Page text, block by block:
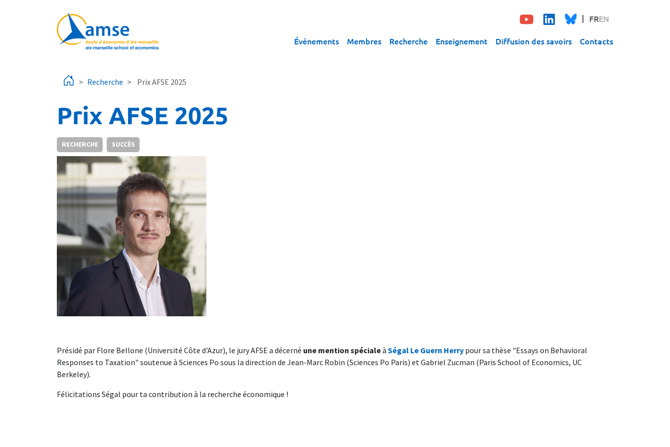
FREN
Événements Membres Recherche Enseignement Diffusion des savoirs Contacts
Recherche Prix ​​AFSE 2025
Prix ​​AFSE 2025
RECHERCHE SUCCÈS
Présidé par Flore Bellone (Université Côte d'Azur), le jury AFSE a décerné une mention spécialeà Ségal Le Guern Herry pour sa thèse "Essays on Behavioral
Responses to Taxation" soutenue à Sciences Po sous la direction de Jean-Marc Robin (Sciences Po Paris) et Gabriel Zucman (Paris School of Economics, UC
Berkeley).
Félicitations Ségal pour ta contribution à la recherche économique !